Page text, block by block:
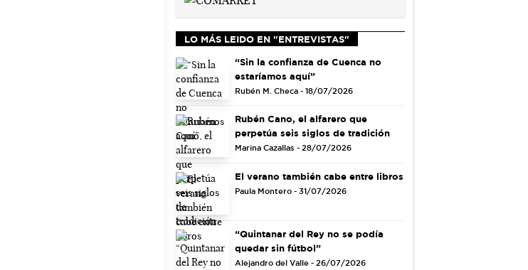
LO MÁS LEIDO EN "ENTREVISTAS"
“Sin la confianza de Cuenca no
estaríamos aquí”
Rubén M. Checa - 18/07/2026
Rubén Cano, el alfarero que
perpetúa seis siglos de tradición
Marina Cazallas - 28/07/2026
El verano también cabe entre libros
Paula Montero - 31/07/2026
“Quintanar del Rey no se podía
quedar sin fútbol”
Alejandro del Valle - 26/07/2026